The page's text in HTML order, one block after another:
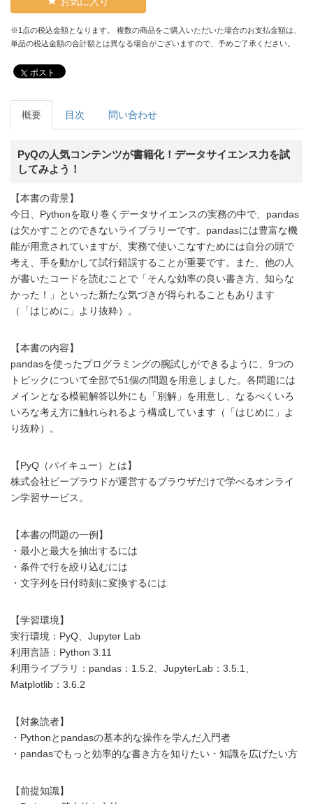
※1点の税込金額となります。 複数の商品をご購入いただいた場合のお支払金額は、
単品の税込金額の合計額とは異なる場合がございますので、予めご了承ください。
ポスト
概要 目次 問い合わせ
PyQの人気コンテンツが書籍化！データサイエンス力を試
してみよう！
【本書の背景】
今日、Pythonを取り巻くデータサイエンスの実務の中で、pandas
は欠かすことのできないライブラリーです。pandasには豊富な機
能が用意されていますが、実務で使いこなすためには自分の頭で
考え、手を動かして試行錯誤することが重要です。また、他の人
が書いたコードを読むことで「そんな効率の良い書き方、知らな
かった！」といった新たな気づきが得られることもあります
（「はじめに」より抜粋）。
【本書の内容】
pandasを使ったプログラミングの腕試しができるように、9つの
トピックについて全部で51個の問題を用意しました。各問題には
メインとなる模範解答以外にも「別解」を用意し、なるべくいろ
いろな考え方に触れられるよう構成しています（「はじめに」よ
り抜粋）。
【PyQ（パイキュー）とは】
株式会社ビープラウドが運営するブラウザだけで学べるオンライ
ン学習サービス。
【本書の問題の一例】
・最小と最大を抽出するには
・条件で行を絞り込むには
・文字列を日付時刻に変換するには
【学習環境】
実行環境：PyQ、Jupyter Lab
利用言語：Python 3.11
利用ライブラリ：pandas：1.5.2、JupyterLab：3.5.1、
Matplotlib：3.6.2
【対象読者】
・Pythonとpandasの基本的な操作を学んだ入門者
・pandasでもっと効率的な書き方を知りたい・知識を広げたい方
【前提知識】